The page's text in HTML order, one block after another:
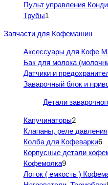
Пульт управления
Трубы1
Запчасти для Кофемашин
Аксессуары для Кофе
Бак для молока
Датчики и
Заварочный блок и
Детали
Капучинаторы2
Клапаны, реле
Колба для Кофеварки6
Корпусные детали
Кофемолка9
Лоток ( емкость )